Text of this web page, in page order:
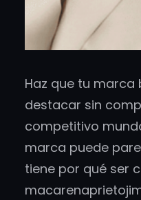
Haz que tu marca
destacar sin
competitivo
marca puede
tiene por qué ser